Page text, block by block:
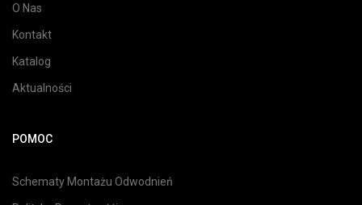
O Nas
Kontakt
Katalog
Aktualności
POMOC
Schematy Montażu Odwodnień